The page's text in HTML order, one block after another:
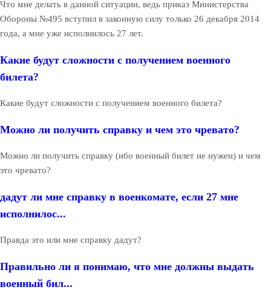
Что мне делать в данной ситуации, ведь приказ Министерства
Обороны №495 вступил в законную силу только 26 декабря 2014
года, а мне уже исполнилось 27 лет.
Какие будут сложности с получением военного
билета?
Какие будут сложности с получением военного билета?
Можно ли получить справку и чем это чревато?
Можно ли получить справку (ибо военный билет не нужен) и чем
это чревато?
дадут ли мне справку в военкомате, если 27 мне
исполнилос...
Правда это или мне справку дадут?
Правильно ли я понимаю, что мне должны выдать
военный бил...